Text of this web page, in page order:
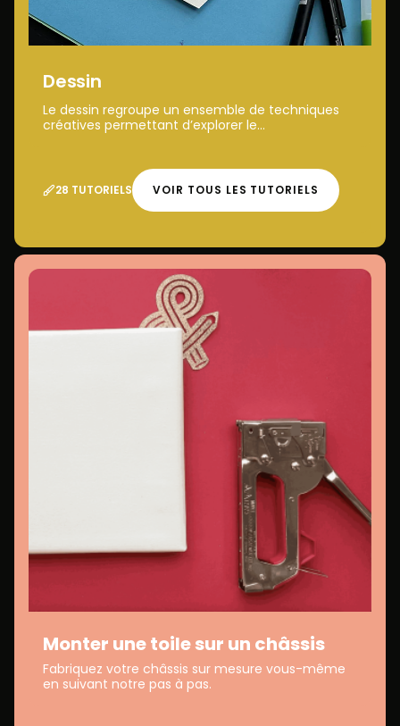
Dessin
Le dessin regroupe un ensemble de techniques
créatives permettant d’explorer le...
28 TUTORIELS VOIR TOUS LES TUTORIELS
Monter une toile sur un châssis
Fabriquez votre châssis sur mesure vous-même
en suivant notre pas à pas.